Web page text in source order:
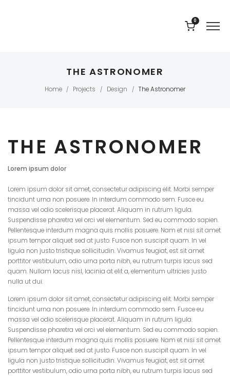
0
THE ASTRONOMER
Home / Projects / Design / The Astronomer
THE ASTRONOMER
Lorem ipsum dolor
Lorem ipsum dolor sit amet, consectetur adipiscing elit. Morbi semper
tincidunt urna non posuere. In interdum commodo sem. Fusce eu
massa vel odio scelerisque placerat. Aliquam in rutrum ligula.
Suspendisse pharetra vel orci vel elementum. Sed eu commodo sapien.
Pellentesque interdum magna quis mollis posuere. Nam et nisi sit amet
ipsum tempor aliquet sed at justo. Fusce non suscipit quam. In vel
ligula non justo tristique sollicitudin. Vivamus feugiat, est sit amet
porttitor vestibulum, odio urna porta nibh, eu rutrum turpis lacus sed
quam. Nullam lacus nisl, lacinia at elit a, elementum ultricies justo
nulla ut dui.
Lorem ipsum dolor sit amet, consectetur adipiscing elit. Morbi semper
tincidunt urna non posuere. In interdum commodo sem. Fusce eu
massa vel odio scelerisque placerat. Aliquam in rutrum ligula.
Suspendisse pharetra vel orci vel elementum. Sed eu commodo sapien.
Pellentesque interdum magna quis mollis posuere. Nam et nisi sit amet
ipsum tempor aliquet sed at justo. Fusce non suscipit quam. In vel
ligula non justo tristique sollicitudin. Vivamus feugiat, est sit amet
porttitor vestibulum, odio urna porta nibh, eu rutrum turpis lacus sed